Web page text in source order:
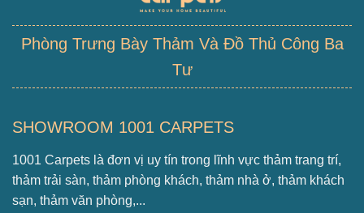
Phòng Trưng Bày Thảm Và Đồ Thủ Công Ba
Tư
SHOWROOM 1001 CARPETS
1001 Carpets là đơn vị uy tín trong lĩnh vực thảm trang trí,
thảm trải sàn, thảm phòng khách, thảm nhà ở, thảm khách
sạn, thảm văn phòng,...